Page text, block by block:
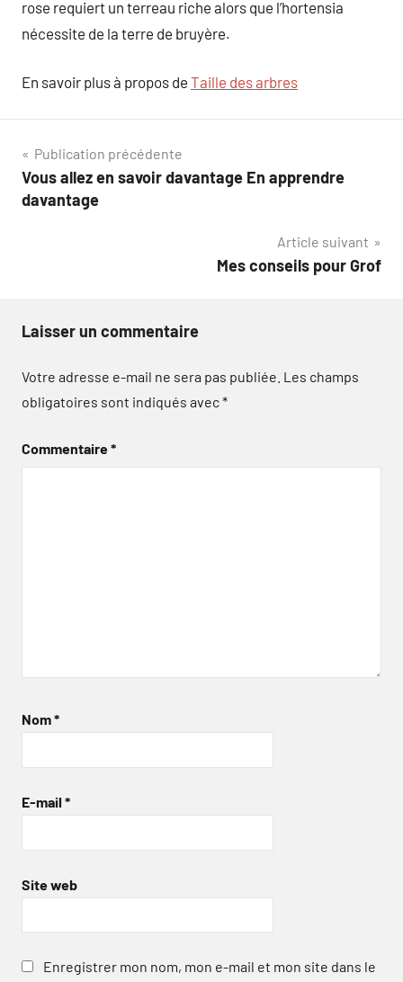
rose requiert un terreau riche alors que l’hortensia
nécessite de la terre de bruyère.
En savoir plus à propos de Taille des arbres
Navigation
de
Publication précédente
Vous allez en savoir davantage En apprendre
davantage
Article suivant
Mes conseils pour Grof
Laisser un commentaire
Votre adresse e-mail ne sera pas publiée. Les champs
obligatoires sont indiqués avec*
Commentaire*
Nom*
E-mail *
Site web
Enregistrer mon nom, mon e-mail et mon site dans le